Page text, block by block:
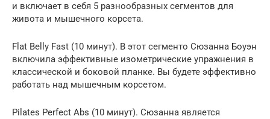
и включает в себя 5 разнообразных сегментов для
живота и мышечного корсета.
Flat Belly Fast (10 минут). В этот сегменто Сюзанна Боуэн
включила эффективные изометрические упражнения в
классической и боковой планке. Вы будете эффективно
работать над мышечным корсетом.
Pilates Perfect Abs (10 минут). Сюзанна является